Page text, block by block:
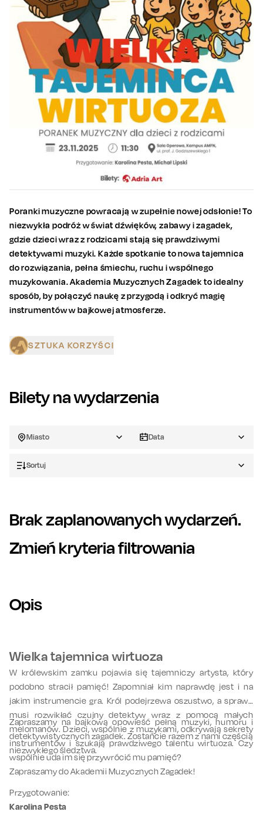
Poranki muzyczne powracają w zupełnie nowej odsłonie! To
niezwykła podróż w świat dźwięków, zabawy i zagadek,
gdzie dzieci wraz z rodzicami stają się prawdziwymi
detektywami muzyki. Każde spotkanie to nowa tajemnica
do rozwiązania, pełna śmiechu, ruchu i wspólnego
muzykowania. Akademia Muzycznych Zagadek to idealny
sposób, by połączyć naukę z przygodą i odkryć magię
instrumentów w bajkowej atmosferze.
SZTUKA KORZYŚCI
Bilety na wydarzenia
Miasto Data
Sortuj
Brak zaplanowanych wydarzeń.
Zmień kryteria filtrowania
Opis
Wielka tajemnica wirtuoza
W królewskim zamku pojawia się tajemniczy artysta, który
podobno stracił pamięć! Zapomniał kim naprawdę jest i na
jakim instrumencie gra. Król podejrzewa oszustwo, a sprawę
musi rozwikłać czujny detektyw wraz z pomocą małych
melomanów. Dzieci, wspólnie z muzykami, odkrywają sekrety
instrumentów i szukają prawdziwego talentu wirtuoza. Czy
wspólnie uda im się przywrócić mu pamięć?
Zapraszamy na bajkową opowieść pełną muzyki, humoru i
detektywistycznych zagadek. Zostańcie razem z nami częścią
niezwykłego śledztwa.
Zapraszamy do Akademii Muzycznych Zagadek!
Przygotowanie:
Karolina Pesta